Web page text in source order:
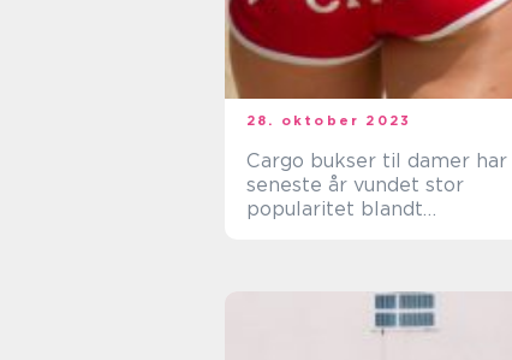
28. oktober 2023
Cargo bukser til damer har
seneste år vundet stor
popularitet blandt